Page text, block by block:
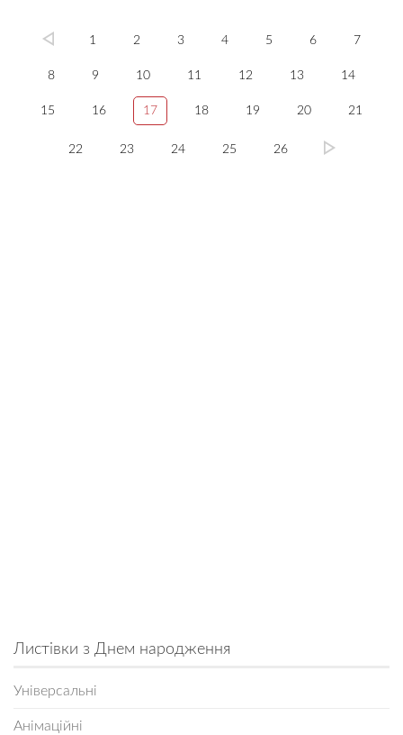
1 2 3 4 5 6 7
8 9 10 11 12 13 14
15 16 17 18 19 20 21
22 23 24 25 26
Листівки з Днем народження
Універсальні
Анімаційні